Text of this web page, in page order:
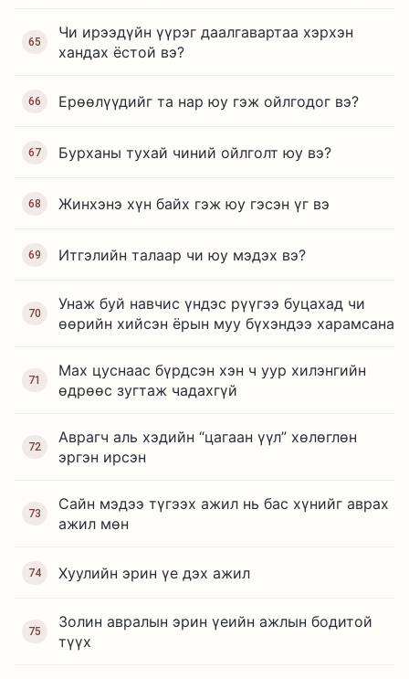
65
Чи ирээдүйн үүрэг даалгавартаа хэрхэн
хандах ёстой вэ?
66 Ерөөлүүдийг та нар юу гэж ойлгодог вэ?
67 Бурханы тухай чиний ойлголт юу вэ?
68 Жинхэнэ хүн байх гэж юу гэсэн үг вэ
69 Итгэлийн талаар чи юу мэдэх вэ?
70
Унаж буй навчис үндэс рүүгээ буцахад чи
өөрийн хийсэн ёрын муу бүхэндээ харамсана
71
Мах цуснаас бүрдсэн хэн ч уур хилэнгийн
өдрөөс зугтаж чадахгүй
72
Аврагч аль хэдийн “цагаан үүл” хөлөглөн
эргэн ирсэн
73
Сайн мэдээ түгээх ажил нь бас хүнийг аврах
ажил мөн
74 Хуулийн эрин үе дэх ажил
75
Золин авралын эрин үеийн ажлын бодитой
түүх